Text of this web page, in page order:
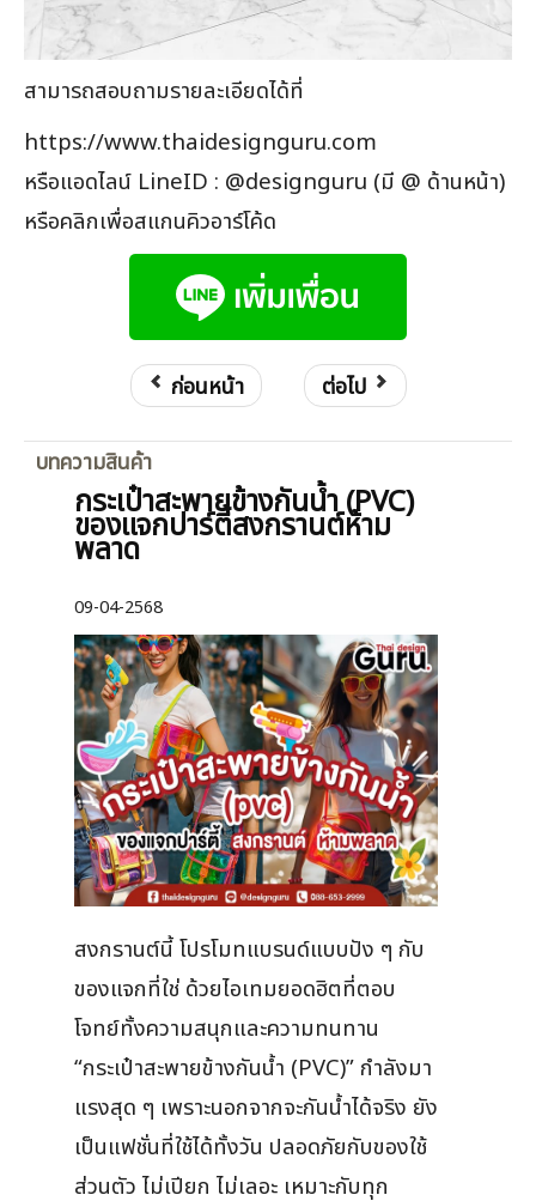
สามารถสอบถามรายละเอียดได้ที่
https://www.thaidesignguru.com
หรือแอดไลน์ LineID : @designguru (มี @ ด้านหน้า)
หรือคลิกเพื่อสแกนคิวอาร์โค้ด
ก่อนหน้า ต่อไป
บทความสินค้า
กระเป๋าสะพายข้างกันน้ำ (PVC)
ของแจกปาร์ตี้สงกรานต์ห้าม
พลาด
09-04-2568
สงกรานต์นี้ โปรโมทแบรนด์แบบปัง ๆ กับ
ของแจกที่ใช่ ด้วยไอเทมยอดฮิตที่ตอบ
โจทย์ทั้งความสนุกและความทนทาน
“กระเป๋าสะพายข้างกันน้ำ (PVC)” กำลังมา
แรงสุด ๆ เพราะนอกจากจะกันน้ำได้จริง ยัง
เป็นแฟชั่นที่ใช้ได้ทั้งวัน ปลอดภัยกับของใช้
ส่วนตัว ไม่เปียก ไม่เลอะ เหมาะกับทุก